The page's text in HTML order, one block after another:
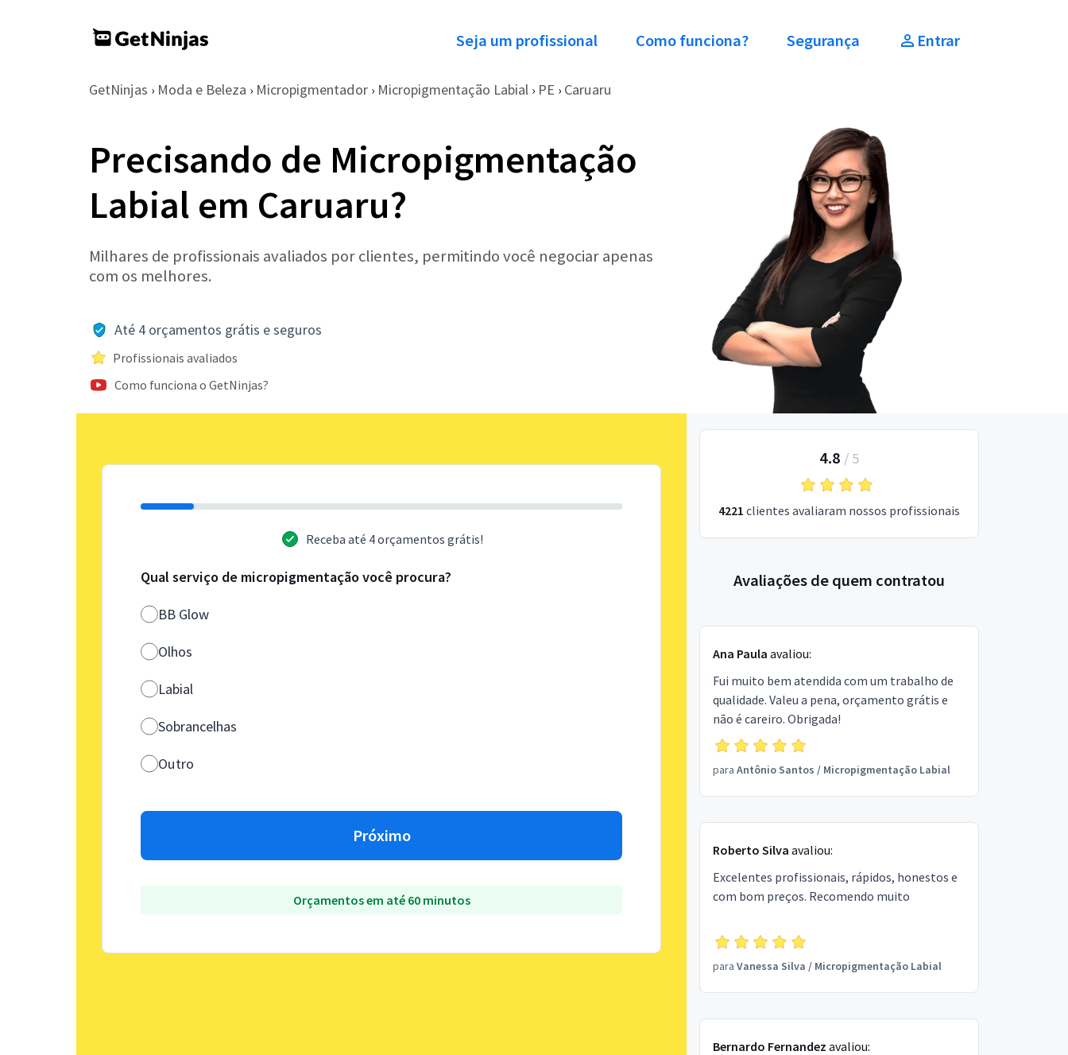
Seja um profissional Como funciona? Segurança Entrar
GetNinjas › Moda e Beleza › Micropigmentador › Micropigmentação Labial › PE › Caruaru
Precisando de Micropigmentação
Labial em Caruaru?
Milhares de profissionais avaliados por clientes, permitindo você negociar apenas
com os melhores.
Até 4 orçamentos grátis e seguros
Profissionais avaliados
Como funciona o GetNinjas?
Receba até 4 orçamentos grátis!
Qual serviço de micropigmentação você procura?
BB Glow
Olhos
Labial
Sobrancelhas
Outro
Próximo
Orçamentos em até 60 minutos
4.8 / 5
4221 clientes avaliaram nossos profissionais
Avaliações de quem contratou
Ana Paula avaliou:
Fui muito bem atendida com um trabalho de
qualidade. Valeu a pena, orçamento grátis e
não é careiro. Obrigada!
para Antônio Santos / Micropigmentação Labial
Roberto Silva avaliou:
Excelentes profissionais, rápidos, honestos e
com bom preços. Recomendo muito
para Vanessa Silva / Micropigmentação Labial
Bernardo Fernandez avaliou: